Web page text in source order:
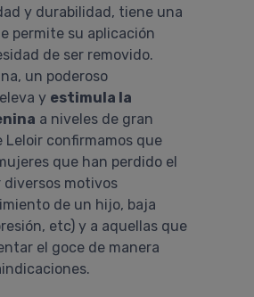
y durabilidad, tiene una
permite su aplicación
de ser removido.
un poderoso
y estimula la
a niveles de gran
Leloir confirmamos que
que han perdido el
diversos motivos
de un hijo, baja
etc) y a aquellas que
el goce de manera